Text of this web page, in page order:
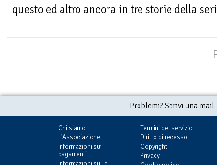
questo ed altro ancora in tre storie della
Problemi? Scrivi una
Chi siamo
L'Associazione
Informazioni sui
pagamenti
Informazioni sulle
Termini del servizio
Diritto di recesso
Copyright
Privacy